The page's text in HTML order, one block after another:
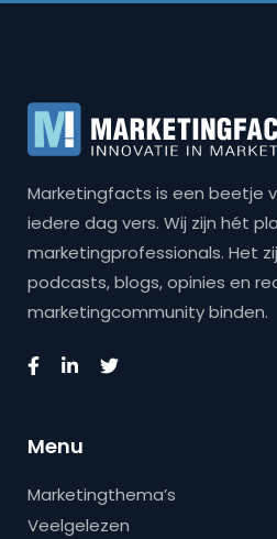
Marketingfacts is een beetje
iedere dag vers. Wij zijn hét
marketingprofessionals. Het
podcasts, blogs, opinies en
marketingcommunity binden.
Menu
Marketingthema’s
Veelgelezen